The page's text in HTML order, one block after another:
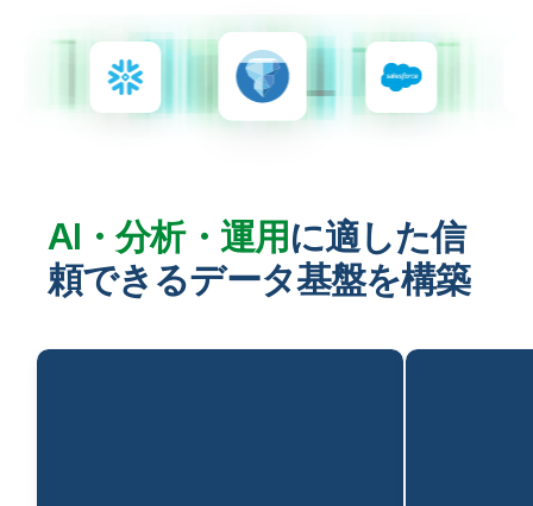
AI・分析・運用に適した信
頼できるデータ基盤を構築